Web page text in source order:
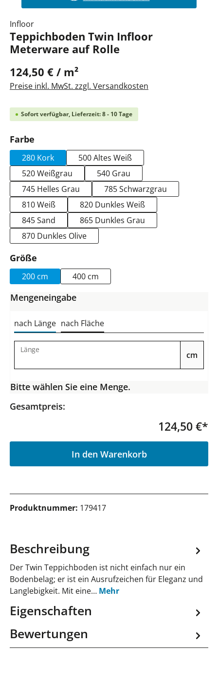
Infloor
Teppichboden Twin Infloor
Meterware auf Rolle
124,50 € / m²
Preise inkl. MwSt. zzgl. Versandkosten
Sofort verfügbar, Lieferzeit: 8 - 10 Tage
Farbe
280 Kork
500 Altes Weiß
520 Weißgrau
540 Grau
745 Helles Grau
785 Schwarzgrau
810 Weiß
820 Dunkles Weiß
845 Sand
865 Dunkles Grau
870 Dunkles Olive
Größe
200 cm 400 cm
Mengeneingabe
nach Länge nach Fläche
Länge
cm
Bitte wählen Sie eine Menge.
Gesamtpreis:
124,50 €*
In den Warenkorb
Produktnummer: 179417
Beschreibung
Der Twin Teppichboden ist nicht einfach nur ein
Bodenbelag; er ist ein Ausrufzeichen für Eleganz und
Langlebigkeit. Mit eine… Mehr
Eigenschaften
Bewertungen